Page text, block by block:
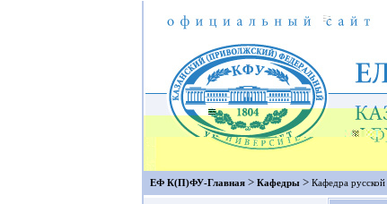
ЕФ К(П)ФУ-Главная > Кафедры > Кафедра